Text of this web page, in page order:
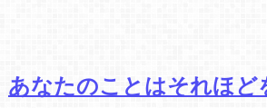
あなたのことはそれほど